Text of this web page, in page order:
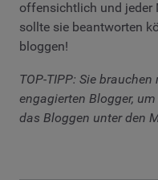
offensichtlich und jeder
sollte sie beantworten
bloggen!
TOP-TIPP: Sie
engagierten Blogger,
das Bloggen unter den